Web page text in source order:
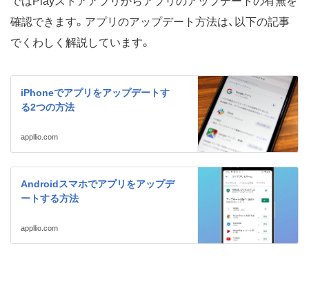
確認できます。アプリのアップデート方法は、以下の記事
でくわしく解説しています。
iPhoneでアプリをアップデートす
る2つの方法
appllio.com
Androidスマホでアプリをアップデ
ートする方法
appllio.com